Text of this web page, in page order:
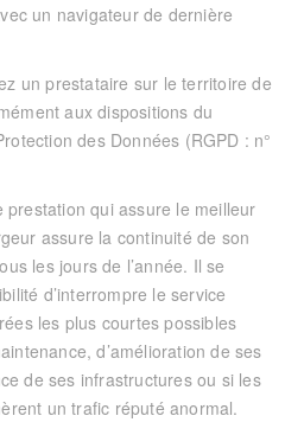
un navigateur de dernière
un prestataire sur le territoire de
aux dispositions du
des Données (RGPD : n°
prestation qui assure le meilleur
assure la continuité de son
les jours de l’année. Il se
d’interrompre le service
les plus courtes possibles
d’amélioration de ses
de ses infrastructures ou si les
un trafic réputé anormal.